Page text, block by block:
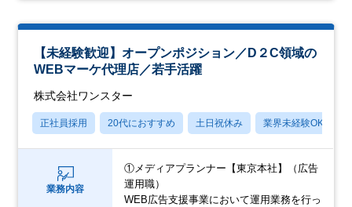
【未経験歓迎】オープンポジション／D２C領域の
WEBマーケ代理店／若手活躍
株式会社ワンスター
正社員採用 20代におすすめ 土日祝休み 業界未経験OK
業務内容
①メディアプランナー【東京本社】（広告
運用職）
WEB広告支援事業において運用業務を行っ